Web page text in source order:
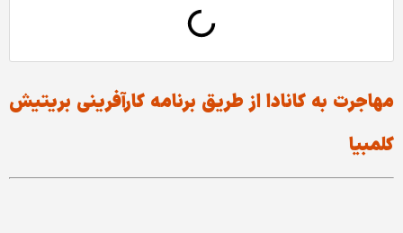
مهاجرت به کانادا از طریق برنامه کارآفرینی بریتیش
کلمبیا